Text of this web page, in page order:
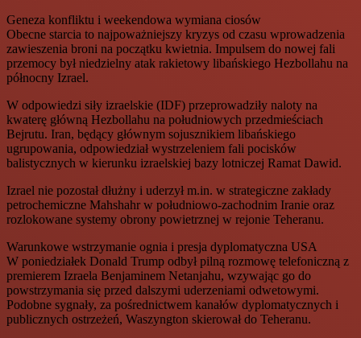
Geneza konfliktu i weekendowa wymiana ciosów
Obecne starcia to najpoważniejszy kryzys od czasu wprowadzenia
zawieszenia broni na początku kwietnia. Impulsem do nowej fali
przemocy był niedzielny atak rakietowy libańskiego Hezbollahu na
północny Izrael.
W odpowiedzi siły izraelskie (IDF) przeprowadziły naloty na
kwaterę główną Hezbollahu na południowych przedmieściach
Bejrutu. Iran, będący głównym sojusznikiem libańskiego
ugrupowania, odpowiedział wystrzeleniem fali pocisków
balistycznych w kierunku izraelskiej bazy lotniczej Ramat Dawid.
Izrael nie pozostał dłużny i uderzył m.in. w strategiczne zakłady
petrochemiczne Mahshahr w południowo-zachodnim Iranie oraz
rozlokowane systemy obrony powietrznej w rejonie Teheranu.
Warunkowe wstrzymanie ognia i presja dyplomatyczna USA
W poniedziałek Donald Trump odbył pilną rozmowę telefoniczną z
premierem Izraela Benjaminem Netanjahu, wzywając go do
powstrzymania się przed dalszymi uderzeniami odwetowymi.
Podobne sygnały, za pośrednictwem kanałów dyplomatycznych i
publicznych ostrzeżeń, Waszyngton skierował do Teheranu.